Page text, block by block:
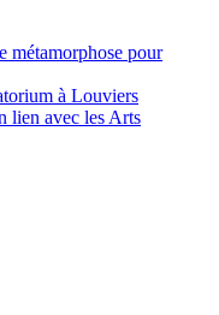
métamorphose pour
à Louviers
lien avec les Arts